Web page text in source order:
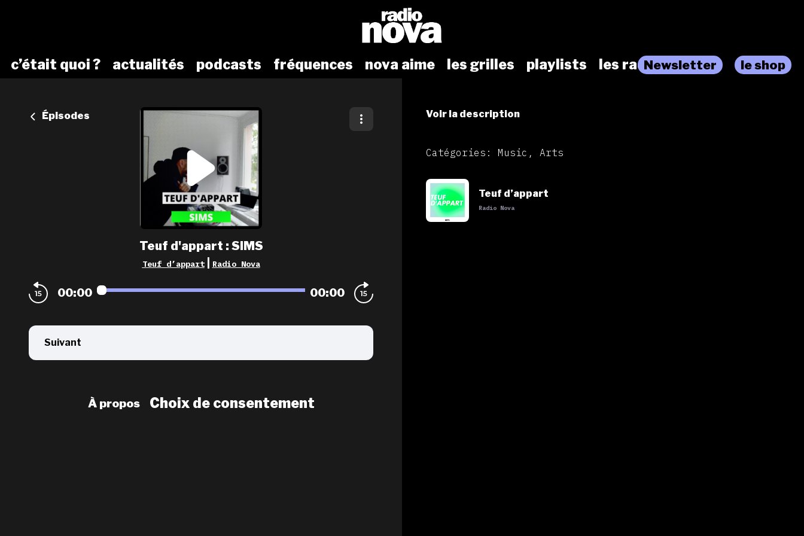
c’était quoi ? actualités podcasts fréquences nova aime les grilles playlists les radiosNewsletter le shop
Épisodes
Teuf d'appart : SIMS
Teuf d’appart Radio Nova
00:00 00:00
Suivant
À propos Choix de consentement
Voir la description
Catégories: Music, Arts
Teuf d’appart
Radio Nova